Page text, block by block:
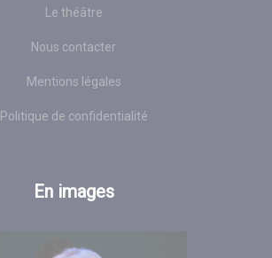
Le théâtre
Nous contacter
Mentions légales
Politique de confidentialité
En images